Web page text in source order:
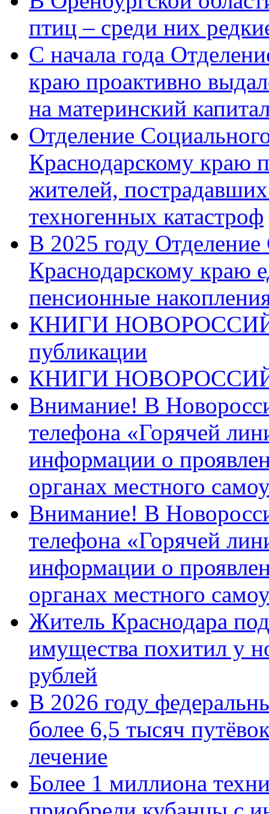
птиц – среди них
С начала года
краю проактивно
на материнский
Отделение
Краснодарскому краю
жителей,
техногенных катастроф
В 2025 году
Краснодарскому краю
пенсионные
КНИГИ
публикации
КНИГИ
Внимание! В
телефона «Горячей
информации о
органах местного
Внимание! В
телефона «Горячей
информации о
органах местного
Житель Краснодара
имущества похитил у
рублей
В 2026 году
более 6,5 тысяч
лечение
Более 1 миллиона